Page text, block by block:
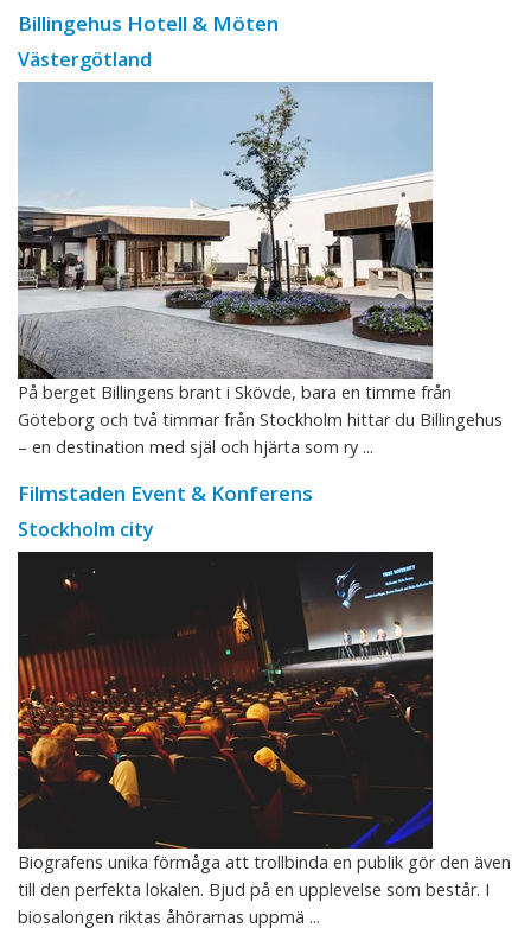
Billingehus Hotell & Möten
Västergötland
På berget Billingens brant i Skövde, bara en timme från
Göteborg och två timmar från Stockholm hittar du Billingehus
– en destination med själ och hjärta som ry ...
Filmstaden Event & Konferens
Stockholm city
Biografens unika förmåga att trollbinda en publik gör den även
till den perfekta lokalen. Bjud på en upplevelse som består. I
biosalongen riktas åhörarnas uppmä ...